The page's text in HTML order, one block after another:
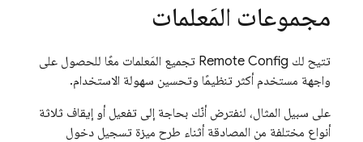
مجموعات المَعلمات
تتيح لك Remote Config تجميع المَعلمات معًا للحصول على
واجهة مستخدم أكثر تنظيمًا وتحسين سهولة الاستخدام.
على سبيل المثال، لنفترض أنّك بحاجة إلى تفعيل أو إيقاف ثلاثة
أنواع مختلفة من المصادقة أثناء طرح ميزة تسجيل دخول